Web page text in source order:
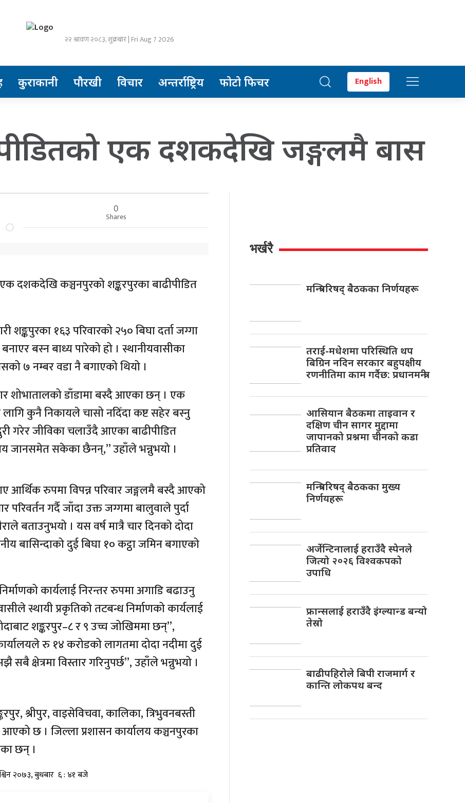
२२ श्रावण २०८३, शुक्रबार | Fri Aug 7 2026
कुराकानी पौरखी विचार अन्तर्राष्ट्रिय फोटो फिचर English
एक दशकदेखि जङ्गलमै बास
0
Shares
दशकदेखि कञ्चनपुरको शङ्करपुरका बाढीपीडित
१६३ परिवारको २५० बिघा दर्ता जग्गा
बस्न बाध्य पारेको हो । स्थानीयवासीका
७ नम्बर वडा नै बगाएको थियो ।
शोभातालको डाँडामा बस्दै आएका छन् । एक
कुनै निकायले चासो नदिँदा कष्ट सहेर बस्नु
गरेर जीविका चलाउँदै आएका बाढीपीडित
जानसमेत सकेका छैनन्,” उहाँले भन्नुभयो ।
आर्थिक रुपमा विपन्न परिवार जङ्गलमै बस्दै आएको
गर्दै जाँदा उक्त जग्गमा बालुवाले पुर्दा
बताउनुभयो । यस वर्ष मात्रै चार दिनको दोदा
बासिन्दाको दुई बिघा १० कट्ठा जमिन बगाएको
कार्यलाई निरन्तर रुपमा अगाडि बढाउनु
स्थायी प्रकृतिको तटबन्ध निर्माणको कार्यलाई
शङ्करपुर–८ र ९ उच्च जोखिममा छन्”,
रु १४ करोडको लागतमा दोदा नदीमा दुई
क्षेत्रमा विस्तार गरिनुपर्छ”, उहाँले भन्नुभयो ।
श्रीपुर, वाइसेविचवा, कालिका, त्रिभुवनबस्ती
आएको छ । जिल्ला प्रशासन कार्यालय कञ्चनपुरका
छन् ।
२०७३, बुधबार ६ : ४१ बजे
भर्खरै
मन्त्रिपरिषद् बैठकका निर्णयहरू
तराई-मधेशमा परिस्थिति थप
बिग्रिन नदिन सरकार बहुपक्षीय
रणनीतिमा काम गर्दैछ: प्रधानमन्त्री
आसियान बैठकमा ताइवान र
दक्षिण चीन सागर मुद्दामा
जापानको प्रश्नमा चीनको कडा
प्रतिवाद
मन्त्रिपरिषद् बैठकका मुख्य
निर्णयहरू
अर्जेन्टिनालाई हराउँदै स्पेनले
जित्यो २०२६ विश्वकपको
उपाधि
फ्रान्सलाई हराउँदै इंग्ल्यान्ड बन्यो
तेस्रो
बाढीपहिरोले बिपी राजमार्ग र
कान्ति लोकपथ बन्द